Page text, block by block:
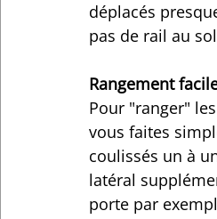
déplacés
pas de rail au
Rangement
Pour "ranger"
vous faites
coulissés un à
latéral
porte par